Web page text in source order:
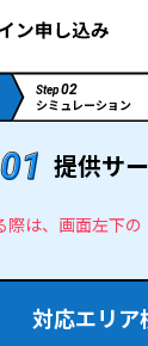
Step02
シミュレーション
提供サ
は、画面左下の
対応エリア